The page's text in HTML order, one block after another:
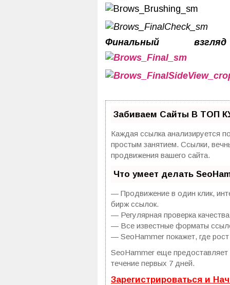
Финальный
Забиваем Сайты В ТОП
Каждая ссылка анализируется
простым занятием. Ссылки,
продвижения вашего сайта.
Что умеет делать
— Продвижение в один клик,
бирж ссылок.
— Регулярная проверка
— Все известные форматы
— SeoHammer покажет, где
SeoHammer еще
течение первых 7 дней.
Зарегистрироваться и